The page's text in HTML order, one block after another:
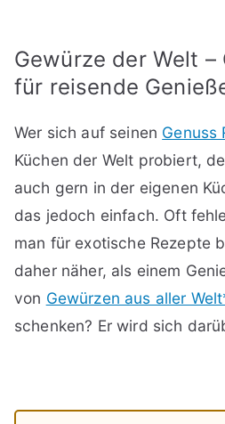
Gewürze der Welt –
für reisende
Wer sich auf seinen Genuss
Küchen der Welt probiert,
auch gern in der eigenen
das jedoch einfach. Oft
man für exotische Rezepte
daher näher, als einem
von Gewürzen aus aller
schenken? Er wird sich